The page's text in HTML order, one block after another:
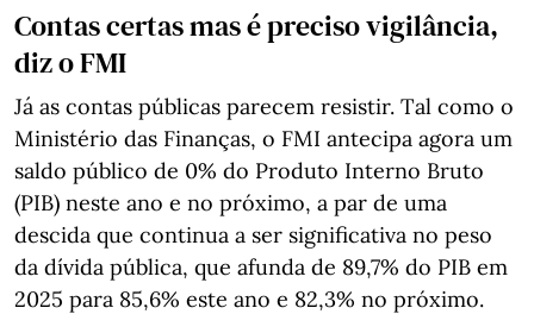
Contas certas mas é preciso vigilância,
diz o FMI
Já as contas públicas parecem resistir. Tal como o
Ministério das Finanças, o FMI antecipa agora um
saldo público de 0% do Produto Interno Bruto
(PIB) neste ano e no próximo, a par de uma
descida que continua a ser significativa no peso
da dívida pública, que afunda de 89,7% do PIB em
2025 para 85,6% este ano e 82,3% no próximo.